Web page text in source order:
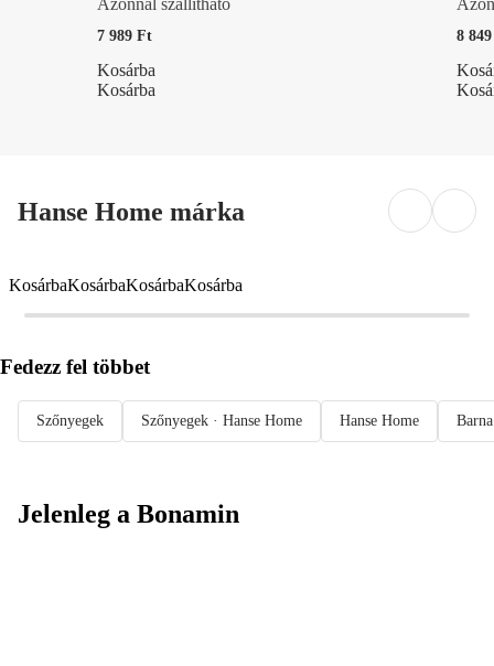
7 989 Ft
Kosárba
Kosárba
8
Hanse Home márka
KosárbaKosárbaKosárbaKosárba
Fedezz fel többet
Szőnyegek Szőnyegek · Hanse Home Hanse Home
Jelenleg a Bonamin